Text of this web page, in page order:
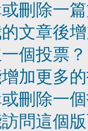
刪除一
文章後
個投票？
加更多
刪除一
問這個